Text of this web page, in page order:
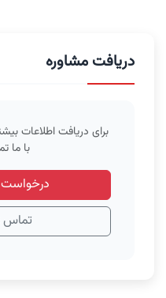
دریافت مشاوره
برای دریافت اطلاعات
با ما
درخواست
تماس